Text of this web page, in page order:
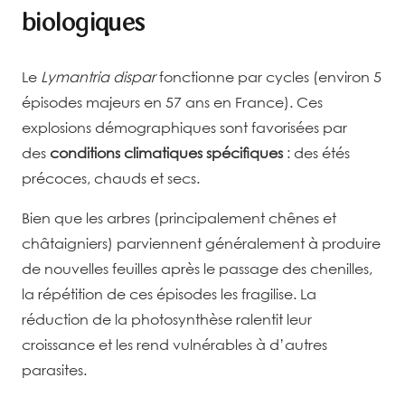
biologiques
Le Lymantria dispar fonctionne par cycles (environ 5
épisodes majeurs en 57 ans en France). Ces
explosions démographiques sont favorisées par
des conditions climatiques spécifiques : des étés
précoces, chauds et secs.
Bien que les arbres (principalement chênes et
châtaigniers) parviennent généralement à produire
de nouvelles feuilles après le passage des chenilles,
la répétition de ces épisodes les fragilise. La
réduction de la photosynthèse ralentit leur
croissance et les rend vulnérables à d’autres
parasites.